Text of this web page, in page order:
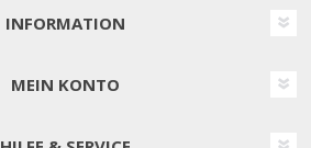
INFORMATION
MEIN KONTO